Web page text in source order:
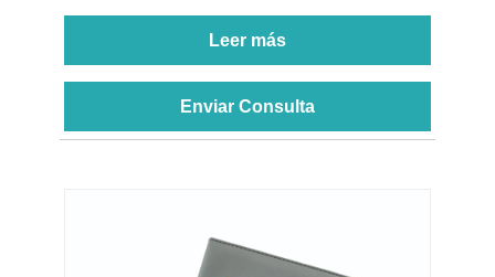
Leer más
Enviar Consulta